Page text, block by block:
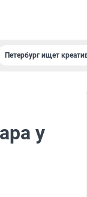
Петербург ищет
у